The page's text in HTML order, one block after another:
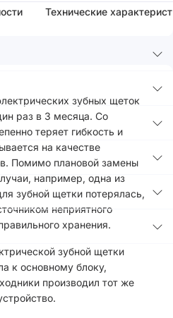
Технические
зубных щеток
раз в 3 месяца. Со
теряет гибкость и
на качестве
Помимо плановой замены
например, одна из
зубной щетки потерялась,
неприятного
хранения.
зубной щетки
к основному блоку,
производил тот же